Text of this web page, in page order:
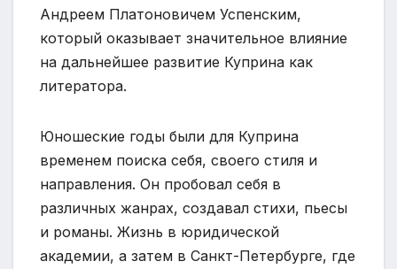
Андреем Платоновичем Успенским,
который оказывает значительное влияние
на дальнейшее развитие Куприна как
литератора.
Юношеские годы были для Куприна
временем поиска себя, своего стиля и
направления. Он пробовал себя в
различных жанрах, создавал стихи, пьесы
и романы. Жизнь в юридической
академии, а затем в Санкт-Петербурге, где